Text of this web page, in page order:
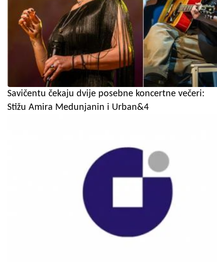
Savičentu čekaju dvije posebne koncertne večeri:
Stižu Amira Medunjanin i Urban&4